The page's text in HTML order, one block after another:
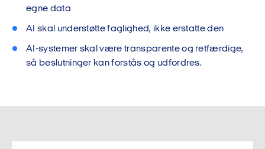
egne data
AI skal understøtte faglighed, ikke erstatte den
AI-systemer skal være transparente og retfærdige,
så beslutninger kan forstås og udfordres.